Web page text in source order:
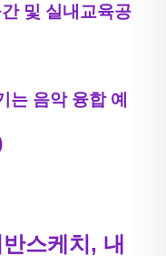
및 실내교육공
는 음악 융합 예
스케치, 내